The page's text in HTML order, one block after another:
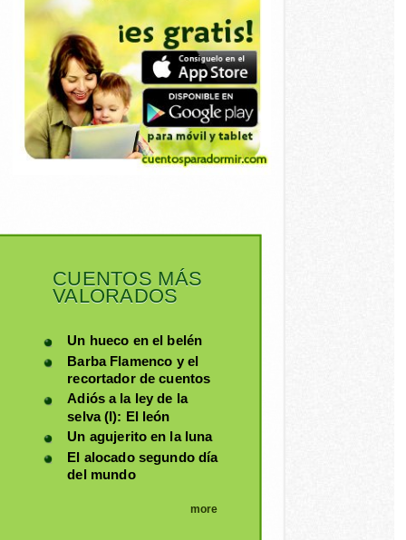
CUENTOS MÁS
VALORADOS
Un hueco en el belén
Barba Flamenco y el
recortador de cuentos
Adiós a la ley de la
selva (I): El león
Un agujerito en la luna
El alocado segundo día
del mundo
more